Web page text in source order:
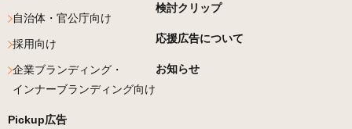
自治体・官公庁向け
採用向け
企業ブランディング・
インナーブランディング向け
Pickup広告
検討クリップ
応援広告について
お知らせ